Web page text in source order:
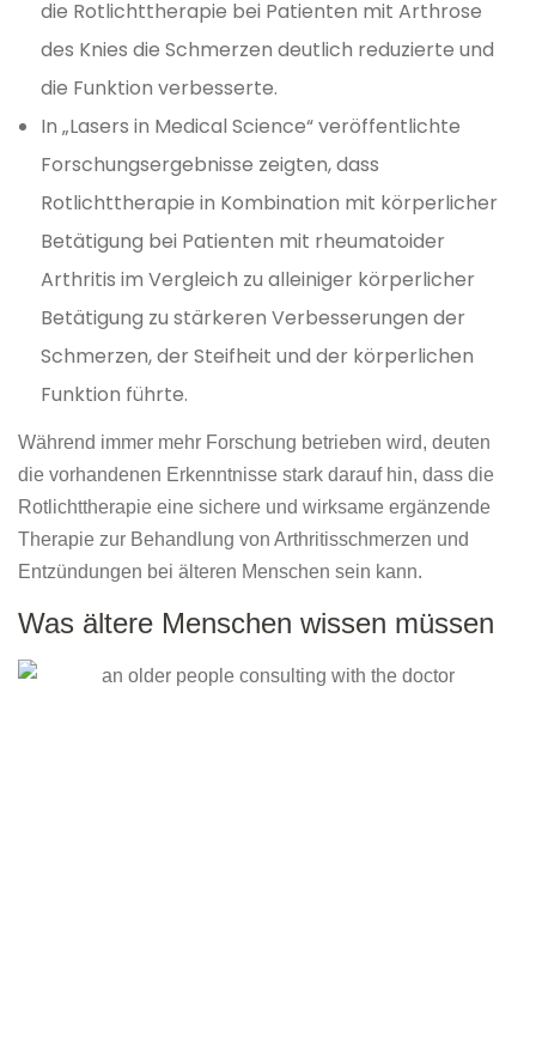
die Rotlichttherapie bei Patienten mit Arthrose
des Knies die Schmerzen deutlich reduzierte und
die Funktion verbesserte.
In „Lasers in Medical Science“ veröffentlichte
Forschungsergebnisse zeigten, dass
Rotlichttherapie in Kombination mit körperlicher
Betätigung bei Patienten mit rheumatoider
Arthritis im Vergleich zu alleiniger körperlicher
Betätigung zu stärkeren Verbesserungen der
Schmerzen, der Steifheit und der körperlichen
Funktion führte.
Während immer mehr Forschung betrieben wird, deuten
die vorhandenen Erkenntnisse stark darauf hin, dass die
Rotlichttherapie eine sichere und wirksame ergänzende
Therapie zur Behandlung von Arthritisschmerzen und
Entzündungen bei älteren Menschen sein kann.
Was ältere Menschen wissen müssen